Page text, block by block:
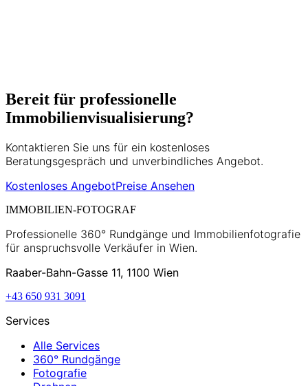
Bereit für professionelle
Immobilienvisualisierung?
Kontaktieren Sie uns für ein kostenloses
Beratungsgespräch und unverbindliches Angebot.
Kostenloses AngebotPreise Ansehen
IMMOBILIEN-FOTOGRAF
Professionelle 360° Rundgänge und Immobilienfotografie
für anspruchsvolle Verkäufer in Wien.
Raaber-Bahn-Gasse 11, 1100 Wien
+43 650 931 3091
Services
Alle Services
360° Rundgänge
Fotografie